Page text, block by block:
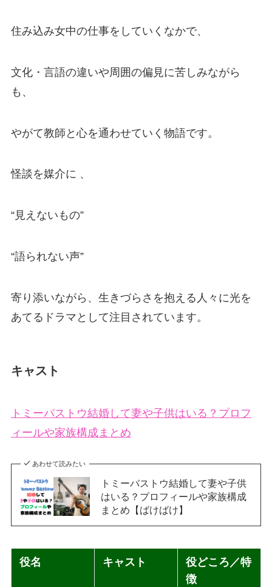
住み込み女中の仕事をしていくなかで、
文化・言語の違いや周囲の偏見に苦しみながら
も、
やがて教師と心を通わせていく物語です。
怪談を媒介に 、
“見えないもの”
“語られない声”
寄り添いながら、生きづらさを抱える人々に光を
あてるドラマとして注目されています。
キャスト
トミーバストウ結婚して妻や子供はいる？プロフ
ィールや家族構成まとめ
あわせて読みたい
トミーバストウ結婚して妻や子供
はいる？プロフィールや家族構成
まとめ【ばけばけ】
役名 キャスト
役どころ／特
徴